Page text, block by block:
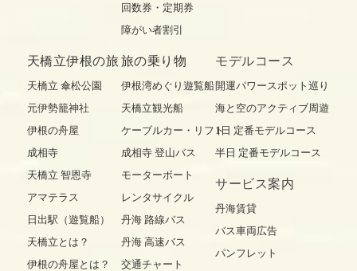
回数券・定期券
障がい者割引
天橋立伊根の旅
天橋立 傘松公園
元伊勢籠神社
伊根の舟屋
成相寺
天橋立 智恩寺
アマテラス
日出駅（遊覧船）
天橋立とは？
伊根の舟屋とは？
旅の乗り物
伊根湾めぐり遊覧船
天橋立観光船
ケーブルカー・リフト
成相寺 登山バス
モーターボート
レンタサイクル
丹海 路線バス
丹海 高速バス
交通チャート
モデルコース
開運パワースポット巡り
海と空のアクティブ周遊
1日 定番モデルコース
半日 定番モデルコース
サービス案内
丹海賃貸
バス車両広告
パンフレット